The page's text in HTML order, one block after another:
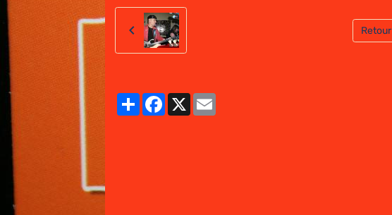
Retour
PartagerFacebook
X